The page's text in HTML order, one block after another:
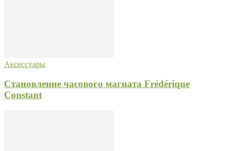
Аксессуары
Становление часового магната Frédérique
Constant